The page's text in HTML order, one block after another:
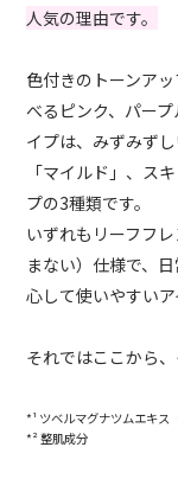
人気の理由です。
色付きのトーンア
べるピンク、パー
イプは、みずみず
「マイルド」、ス
プの3種類です。
いずれもリーフフ
まない）仕様で、
心して使いやすいア
それではここから
*¹ ツベルマグナツムエキス
*² 整肌成分